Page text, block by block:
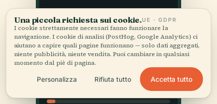
Una piccola richiesta sui cookie.UE · GDPR
I cookie strettamente necessari fanno funzionare la
navigazione. I cookie di analisi (PostHog, Google Analytics) ci
aiutano a capire quali pagine funzionano — solo dati aggregati,
niente pubblicità, niente vendita. Puoi cambiare in qualsiasi
momento dal piè di pagina.
Personalizza Rifiuta tutto Accetta tutto